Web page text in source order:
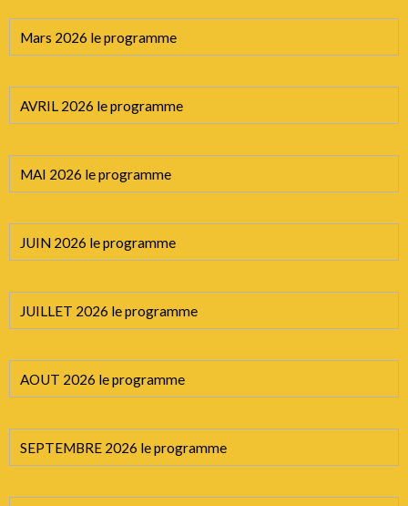
Mars 2026 le programme
AVRIL 2026 le programme
MAI 2026 le programme
JUIN 2026 le programme
JUILLET 2026 le programme
AOUT 2026 le programme
SEPTEMBRE 2026 le programme